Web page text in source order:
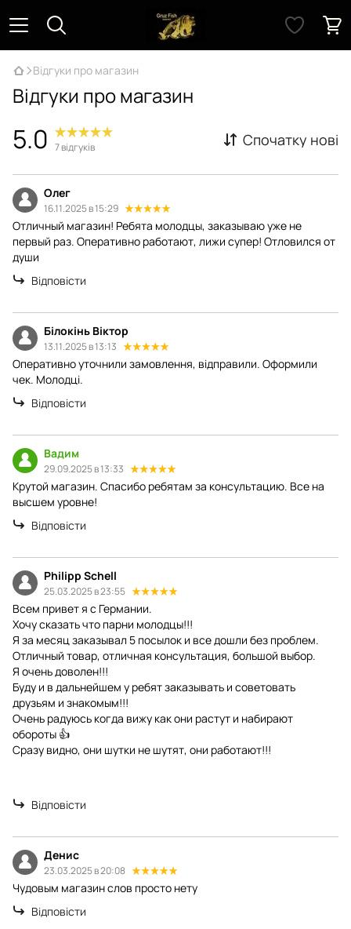
Відгуки про магазин
Відгуки про магазин
5.0 7відгуків Спочатку нові
Олег
16.11.2025 в 15:29
Отличный магазин! Ребята молодцы, заказываю уже не
первый раз. Оперативно работают, лижи супер! Отловился от
души
Відповісти
Білокінь Віктор
13.11.2025 в 13:13
Оперативно уточнили замовлення, відправили. Оформили
чек. Молодці.
Відповісти
Вадим
29.09.2025 в 13:33
Крутой магазин. Спасибо ребятам за консультацию. Все на
высшем уровне!
Відповісти
Philipp Schell
25.03.2025 в 23:55
Всем привет я с Германии.
Хочу сказать что парни молодцы!!!
Я за месяц заказывал 5 посылок и все дошли без проблем.
Отличный товар, отличная консультация, большой выбор.
Я очень доволен!!!
Буду и в дальнейшем у ребят заказывать и советовать
друзьям и знакомым!!!
Очень радуюсь когда вижу как они растут и набирают
обороты 👍
Сразу видно, они шутки не шутят, они работают!!!
Відповісти
Денис
23.03.2025 в 20:08
Чудовым магазин слов просто нету
Відповісти